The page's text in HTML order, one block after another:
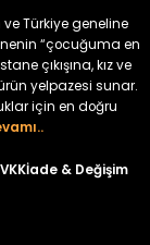
Türkiye geneline
“çocuğuma en
çıkışına, kız ve
yelpazesi sunar.
için en doğru
İade & Değişim